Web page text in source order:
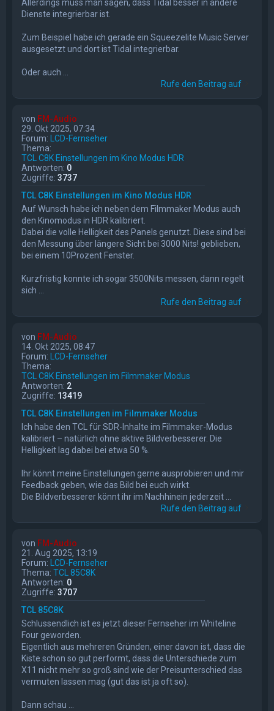
Allerdings muss man sagen, dass Tidal besser in andere
Dienste integrierbar ist.
Zum Beispiel habe ich gerade ein Squeezelite Music Server
ausgesetzt und dort ist Tidal integrierbar.
Oder auch ...
Rufe den Beitrag auf
von FM-Audio
29. Okt 2025, 07:34
Forum:
LCD-Fernseher
Thema:
TCL C8K Einstellungen im Kino Modus HDR
Antworten: 0
Zugriffe: 3737
TCL C8K Einstellungen im Kino Modus HDR
Auf Wunsch habe ich neben dem Filmmaker Modus auch
den Kinomodus in HDR kalibriert.
Dabei die volle Helligkeit des Panels genutzt. Diese sind bei
den Messung über längere Sicht bei 3000 Nits! geblieben,
bei einem 10Prozent Fenster.
Kurzfristig konnte ich sogar 3500Nits messen, dann regelt
sich ...
Rufe den Beitrag auf
von FM-Audio
14. Okt 2025, 08:47
Forum:
LCD-Fernseher
Thema:
TCL C8K Einstellungen im Filmmaker Modus
Antworten: 2
Zugriffe: 13419
TCL C8K Einstellungen im Filmmaker Modus
Ich habe den TCL für SDR-Inhalte im Filmmaker-Modus
kalibriert – natürlich ohne aktive Bildverbesserer. Die
Helligkeit lag dabei bei etwa 50 %.
Ihr könnt meine Einstellungen gerne ausprobieren und mir
Feedback geben, wie das Bild bei euch wirkt.
Die Bildverbesserer könnt ihr im Nachhinein jederzeit ...
Rufe den Beitrag auf
von FM-Audio
21. Aug 2025, 13:19
Forum:
LCD-Fernseher
Thema: TCL 85C8K
Antworten: 0
Zugriffe: 3707
TCL 85C8K
Schlussendlich ist es jetzt dieser Fernseher im Whiteline
Four geworden.
Eigentlich aus mehreren Gründen, einer davon ist, dass die
Kiste schon so gut performt, dass die Unterschiede zum
X11 nicht mehr so groß sind wie der Preisunterschied das
vermuten lassen mag (gut das ist ja oft so).
Dann schau ...